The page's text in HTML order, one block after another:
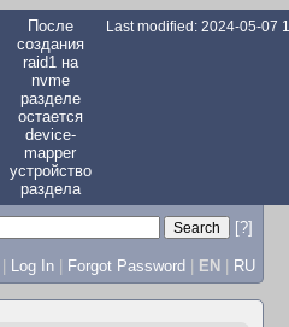
После
создания
raid1 на
nvme
разделе
остается
device-
mapper
устройство
раздела
Last modified: 2024-05-07
[?]
| Log In | Forgot Password | EN | RU